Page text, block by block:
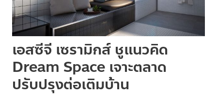
เอสซีจี เซรามิกส์ ชูแนวคิด
Dream Space เจาะตลาด
ปรับปรุงต่อเติมบ้าน